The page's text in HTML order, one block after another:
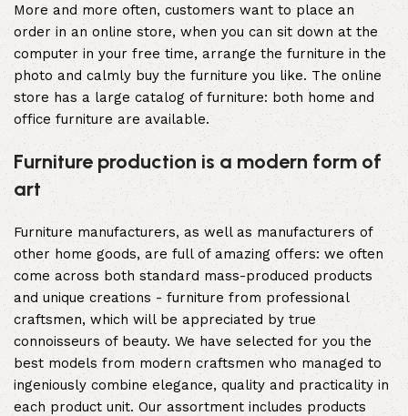
More and more often, customers want to place an
order in an online store, when you can sit down at the
computer in your free time, arrange the furniture in the
photo and calmly buy the furniture you like. The online
store has a large catalog of furniture: both home and
office furniture are available.
Furniture production is a modern form of
art
Furniture manufacturers, as well as manufacturers of
other home goods, are full of amazing offers: we often
come across both standard mass-produced products
and unique creations - furniture from professional
craftsmen, which will be appreciated by true
connoisseurs of beauty. We have selected for you the
best models from modern craftsmen who managed to
ingeniously combine elegance, quality and practicality in
each product unit. Our assortment includes products